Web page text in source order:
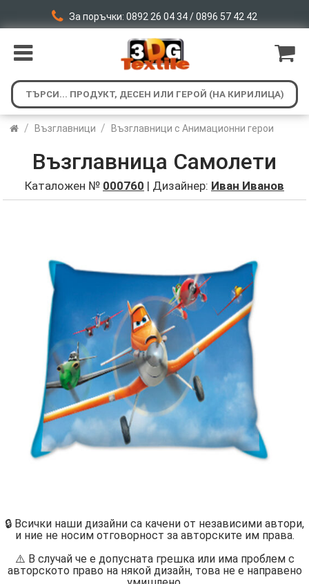
За поръчки: 0892 26 04 34 / 0896 57 42 42
/ Възглавници / Възглавници с Анимационни герои
Възглавница Самолети
Каталожен № 000760 | Дизайнер: Иван Иванов
🔒 Всички наши дизайни са качени от независими автори,
и ние не носим отговорност за авторските им права.
⚠️ В случай че е допусната грешка или има проблем с
авторското право на някой дизайн, това не е направено